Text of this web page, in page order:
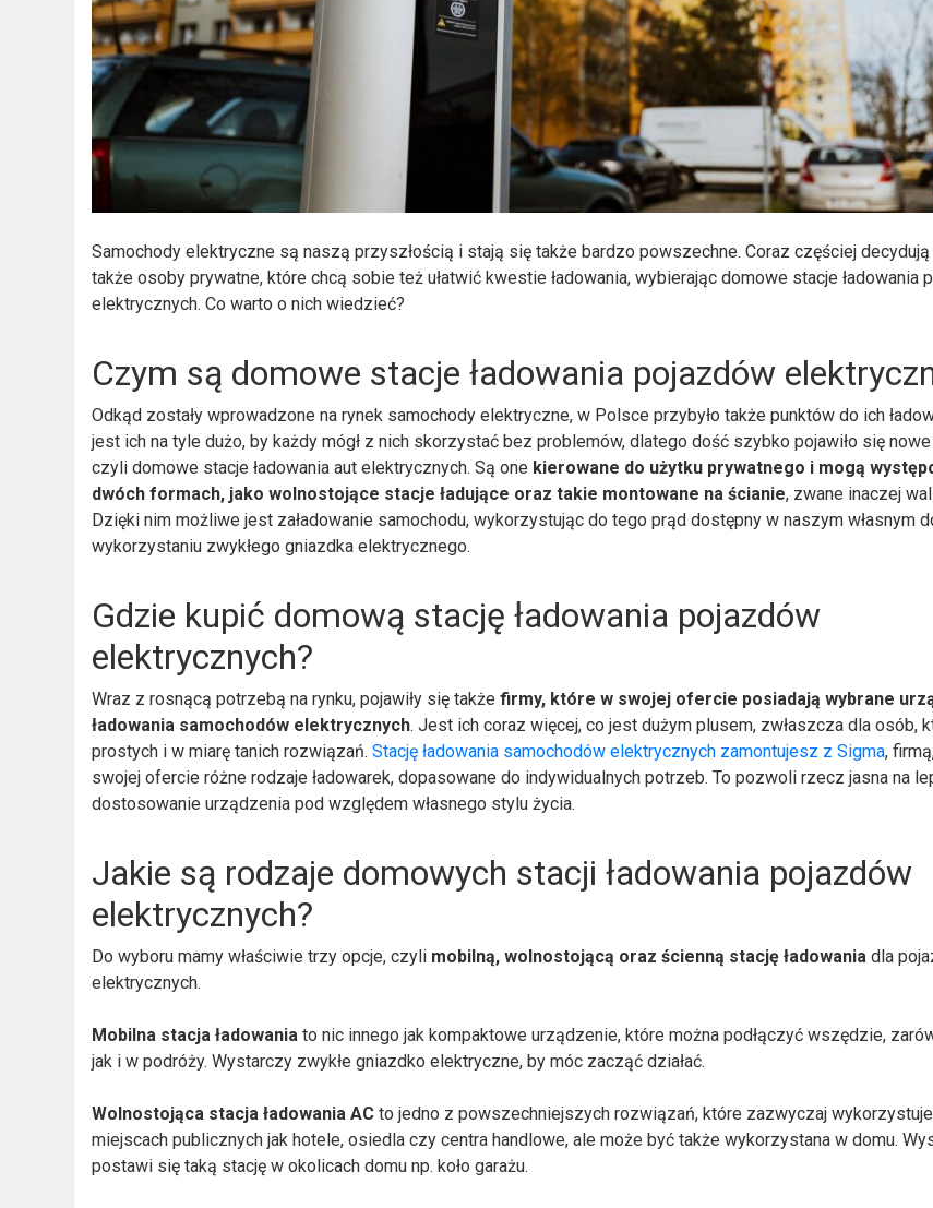
Samochody elektryczne są naszą przyszłością i stają się także bardzo powszechne. Coraz częściej decydują
także osoby prywatne, które chcą sobie też ułatwić kwestie ładowania, wybierając domowe stacje ładowania
elektrycznych. Co warto o nich wiedzieć?
Czym są domowe stacje ładowania pojazdów
Odkąd zostały wprowadzone na rynek samochody elektryczne, w Polsce przybyło także punktów do ich
jest ich na tyle dużo, by każdy mógł z nich skorzystać bez problemów, dlatego dość szybko pojawiło się
czyli domowe stacje ładowania aut elektrycznych. Są one kierowane do użytku prywatnego i mogą
dwóch formach, jako wolnostojące stacje ładujące oraz takie montowane na ścianie, zwane inaczej
Dzięki nim możliwe jest załadowanie samochodu, wykorzystując do tego prąd dostępny w naszym własnym
wykorzystaniu zwykłego gniazdka elektrycznego.
Gdzie kupić domową stację ładowania pojazdów
elektrycznych?
Wraz z rosnącą potrzebą na rynku, pojawiły się takżefirmy, które w swojej ofercie posiadają wybrane
ładowania samochodów elektrycznych. Jest ich coraz więcej, co jest dużym plusem, zwłaszcza dla osób,
prostych i w miarę tanich rozwiązań.Stację ładowania samochodów elektrycznych zamontujesz z Sigma,
swojej ofercie różne rodzaje ładowarek, dopasowane do indywidualnych potrzeb. To pozwoli rzecz jasna na
dostosowanie urządzenia pod względem własnego stylu życia.
Jakie są rodzaje domowych stacji ładowania pojazdów
elektrycznych?
Do wyboru mamy właściwie trzy opcje, czyli mobilną, wolnostojącą oraz ścienną stację ładowania dla
elektrycznych.
Mobilna stacja ładowania to nic innego jak kompaktowe urządzenie, które można podłączyć wszędzie,
jak i w podróży. Wystarczy zwykłe gniazdko elektryczne, by móc zacząć działać.
Wolnostojąca stacja ładowania AC to jedno z powszechniejszych rozwiązań, które zazwyczaj
miejscach publicznych jak hotele, osiedla czy centra handlowe, ale może być także wykorzystana w domu.
postawi się taką stację w okolicach domu np. koło garażu.